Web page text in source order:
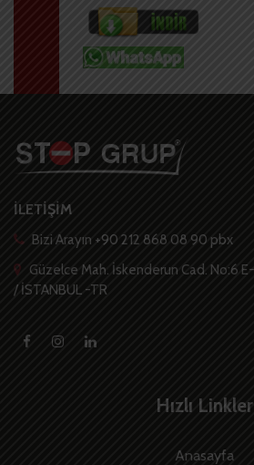
İLETİŞİM
Bizi Arayın +90 212 868 08 90 pbx
Güzelce Mah. İskenderun Cad. No:6
/ İSTANBUL -TR
Hızlı Linkler
Anasayfa